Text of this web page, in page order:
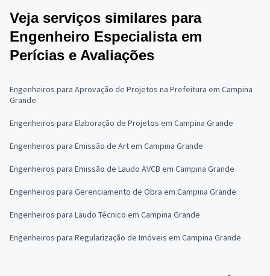
Veja serviços similares para
Engenheiro Especialista em
Perícias e Avaliações
Engenheiros para Aprovação de Projetos na Prefeitura em Campina
Grande
Engenheiros para Elaboração de Projetos em Campina Grande
Engenheiros para Emissão de Art em Campina Grande
Engenheiros para Emissão de Laudo AVCB em Campina Grande
Engenheiros para Gerenciamento de Obra em Campina Grande
Engenheiros para Laudo Técnico em Campina Grande
Engenheiros para Regularização de Imóveis em Campina Grande